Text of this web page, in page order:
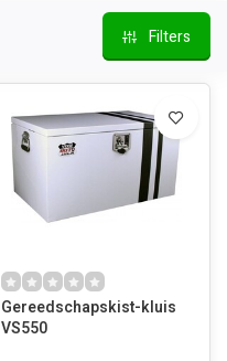
Filters
Gereedschapskist-kluis
VS550